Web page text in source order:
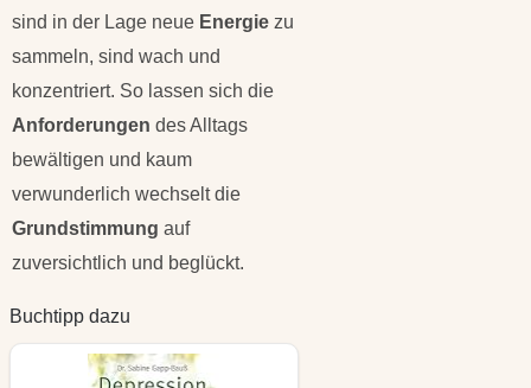
sind in der Lage neue Energie zu
sammeln, sind wach und
konzentriert. So lassen sich die
Anforderungen des Alltags
bewältigen und kaum
verwunderlich wechselt die
Grundstimmung auf
zuversichtlich und beglückt.
Buchtipp dazu